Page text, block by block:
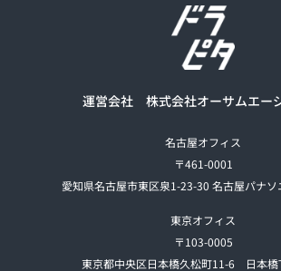
運営会社 株式会社オーサムエー
名古屋オフィス
〒461-0001
愛知県名古屋市東区泉1-23-30 名古屋パナ
東京オフィス
〒103-0005
東京都中央区日本橋久松町11-6 日本橋